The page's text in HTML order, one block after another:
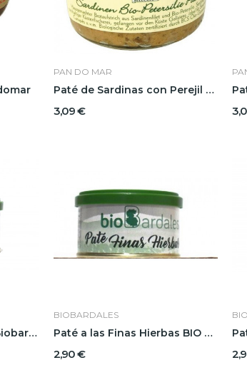
PAN DO MAR
Paté de Sardinas con Perejil Pandomar
3,09 €
Paté de Campaña BIO Biobardales
BIOBARDALES
Paté a las Finas Hierbas BIO Biobardales
2,90 €